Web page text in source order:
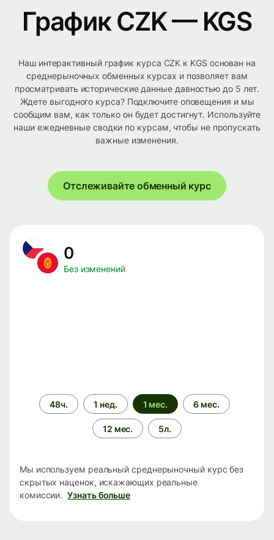
График CZK — KGS
Наш интерактивный график курса CZK к KGS основан на
среднерыночных обменных курсах и позволяет вам
просматривать исторические данные давностью до 5 лет.
Ждете выгодного курса? Подключите оповещения и мы
сообщим вам, как только он будет достигнут. Используйте
наши ежедневные сводки по курсам, чтобы не пропускать
важные изменения.
Отслеживайте обменный курс
0
Без изменений
Период
времени
48ч. 1 нед. 1 мес. 6 мес.
12 мес. 5л.
Мы используем реальный среднерыночный курс без
скрытых наценок, искажающих реальные
комиссии. Узнать больше